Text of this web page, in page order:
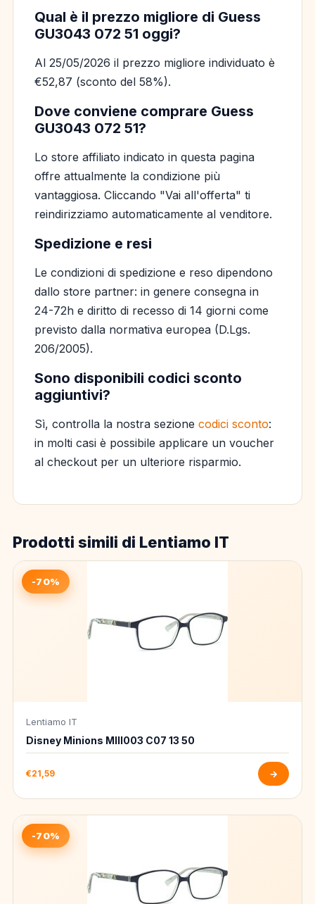
Qual è il prezzo migliore di Guess
GU3043 072 51 oggi?
Al 25/05/2026 il prezzo migliore individuato è
€52,87 (sconto del 58%).
Dove conviene comprare Guess
GU3043 072 51?
Lo store affiliato indicato in questa pagina
offre attualmente la condizione più
vantaggiosa. Cliccando "Vai all'offerta" ti
reindirizziamo automaticamente al venditore.
Spedizione e resi
Le condizioni di spedizione e reso dipendono
dallo store partner: in genere consegna in
24-72h e diritto di recesso di 14 giorni come
previsto dalla normativa europea (D.Lgs.
206/2005).
Sono disponibili codici sconto
aggiuntivi?
Sì, controlla la nostra sezione codici sconto:
in molti casi è possibile applicare un voucher
al checkout per un ulteriore risparmio.
Prodotti simili di Lentiamo IT
-70%
Lentiamo IT
Disney Minions MIII003 C07 13 50
€21,59 →
-70%